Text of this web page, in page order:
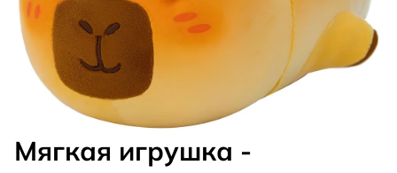
Мягкая игрушка -